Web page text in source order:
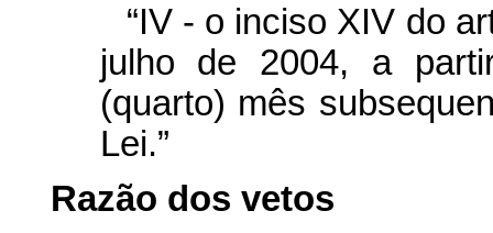
“IV - o inciso XIV do
julho de 2004, a
(quarto) mês
Lei.”
Razão dos vetos